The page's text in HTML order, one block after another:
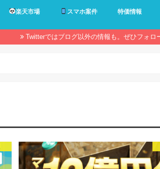
楽天市場 スマホ案件 特価情報
Twitterではブログ以外の情報も。ぜひフォロ